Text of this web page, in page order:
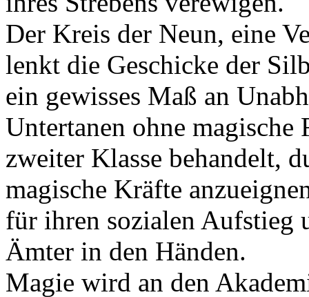
Der Kreis der Neun, eine
lenkt die Geschicke der
ein gewisses Maß an
Untertanen ohne
zweiter Klasse behandelt,
magische Kräfte
für ihren sozialen Aufstieg
Ämter in den Händen.
Magie wird an den